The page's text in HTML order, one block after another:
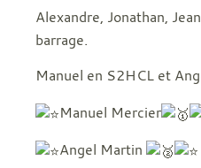
Alexandre, Jonathan,
barrage.
Manuel en S2HCL et
Manuel Mercier
Angel Martin